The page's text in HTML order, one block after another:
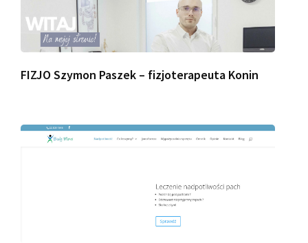
FIZJO Szymon Paszek – fizjoterapeuta Konin